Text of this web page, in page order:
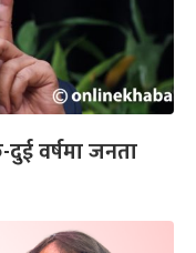
वर्षमा जनता